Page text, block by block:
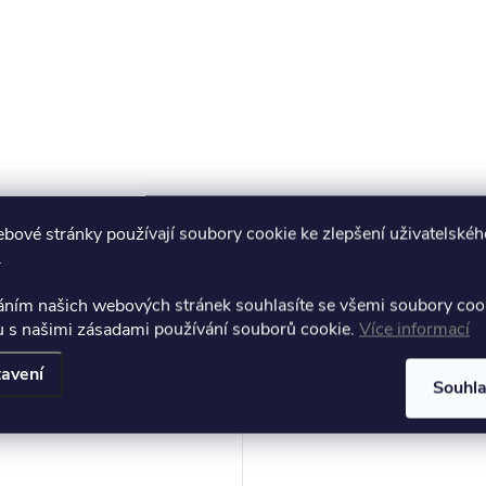
stránky používají soubory cookie ke zlepšení
našich webových stránek souhlasíte se všemi soubory
s našimi zásadami používání souborů cookie. Více informací
produktu doporučujeme ještě